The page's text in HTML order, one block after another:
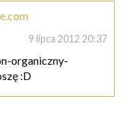
9 lipca 2012 20:37
organiczny-
:D